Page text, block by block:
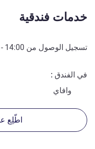
خدمات فندقية
تسجيل الوصول من 14:00
في الفندق
وافاي
اطّلِع